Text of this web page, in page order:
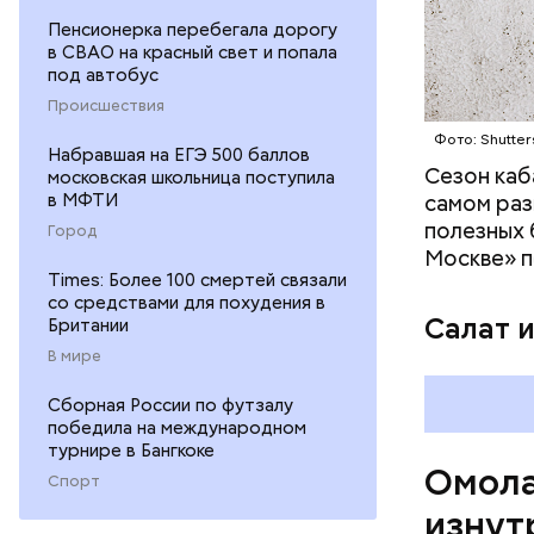
Пенсионерка перебегала дорогу
в СВАО на красный свет и попала
под автобус
Происшествия
Набравшая на ЕГЭ 500 баллов
московская школьница поступила
в МФТИ
Город
Times: Более 100 смертей связали
со средствами для похудения в
Британии
В мире
Сборная России по футзалу
победила на международном
турнире в Бангкоке
Спорт
Фото:
Сезон
самом
полезных
Москве»
Салат
кожи;
плода.
ряда
лютеин
наше